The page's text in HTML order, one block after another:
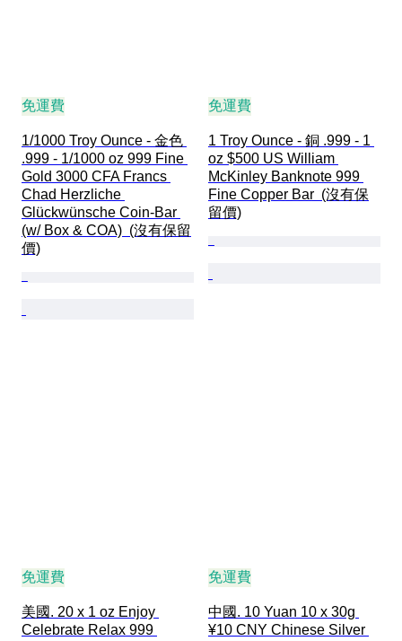
免運費
1/1000 Troy Ounce - 金色
.999 - 1/1000 oz 999 Fine
Gold 3000 CFA Francs
Chad Herzliche
Glückwünsche Coin-Bar
(w/ Box & COA)  (沒有保留
價)
免運費
1 Troy Ounce - 銅 .999 - 1
oz $500 US William
McKinley Banknote 999
Fine Copper Bar  (沒有保
留價)
免運費
美國. 20 x 1 oz Enjoy
Celebrate Relax 999
免運費
中國. 10 Yuan 10 x 30g
¥10 CNY Chinese Silver